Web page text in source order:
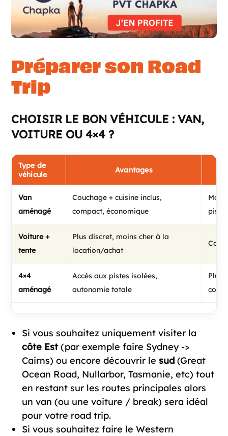
Préparer son Road
Trip
CHOISIR LE BON VÉHICULE : VAN,
VOITURE OU 4×4 ?
Type de
véhicule
Avantages
Van
aménagé
Couchage + cuisine inclus,
compact, économique
pistes
Voiture +
tente
Plus discret, moins cher à la
location/achat
4×4
aménagé
Accès aux pistes isolées,
autonomie totale
Plus
Si vous souhaitez uniquement visiter la
côte Est(par exemple faire Sydney ->
Cairns) ou encore découvrir le sud(Great
Ocean Road, Nullarbor, Tasmanie, etc) tout
en restant sur les routes principales alors
un van (ou une voiture / break) sera idéal
pour votre road trip.
Si vous souhaitez faire le Western